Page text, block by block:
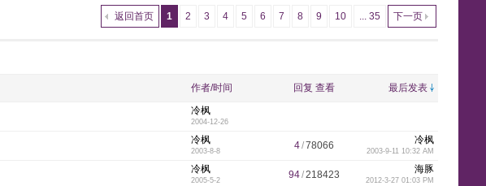
l
1 2 3 4 5 6 7 8 9 10 ... 35 下一页
返回首页
作者/时间 回复 查看 最后发表
冷枫
2004-12-26
冷枫
2003-8-8
4/78066 冷枫
2003-9-11 10:32 AM
冷枫
2005-5-2
94/218423 海豚
2012-3-27 01:03 PM